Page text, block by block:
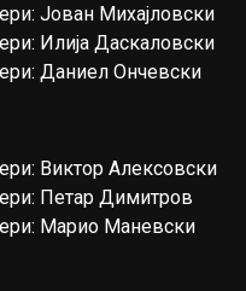
Јован Михајловски
Илија Даскаловски
Даниел Ончевски
Виктор Алексовски
Петар Димитров
Марио Маневски